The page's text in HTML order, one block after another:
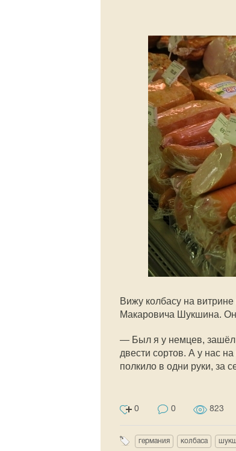
Вижу колбасу на
Макаровича Шукшина. Он
— Был я у немцев, зашёл
двести сортов. А у нас
полкило в одни руки, за
0 0 823
германия колбаса